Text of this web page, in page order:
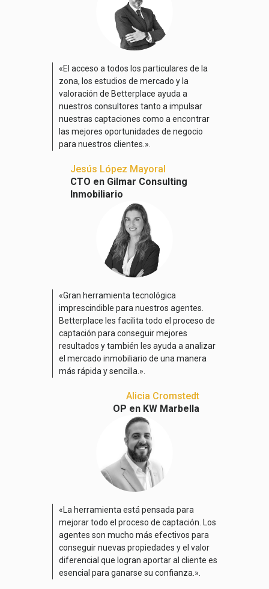
«El acceso a todos los particulares de la
zona, los estudios de mercado y la
valoración de Betterplace ayuda a
nuestros consultores tanto a impulsar
nuestras captaciones como a encontrar
las mejores oportunidades de negocio
para nuestros clientes.».
Jesús López Mayoral
CTO en Gilmar Consulting
Inmobiliario
«Gran herramienta tecnológica
imprescindible para nuestros agentes.
Betterplace les facilita todo el proceso de
captación para conseguir mejores
resultados y también les ayuda a analizar
el mercado inmobiliario de una manera
más rápida y sencilla.».
Alicia Cromstedt
OP en KW Marbella
«La herramienta está pensada para
mejorar todo el proceso de captación. Los
agentes son mucho más efectivos para
conseguir nuevas propiedades y el valor
diferencial que logran aportar al cliente es
esencial para ganarse su confianza.».